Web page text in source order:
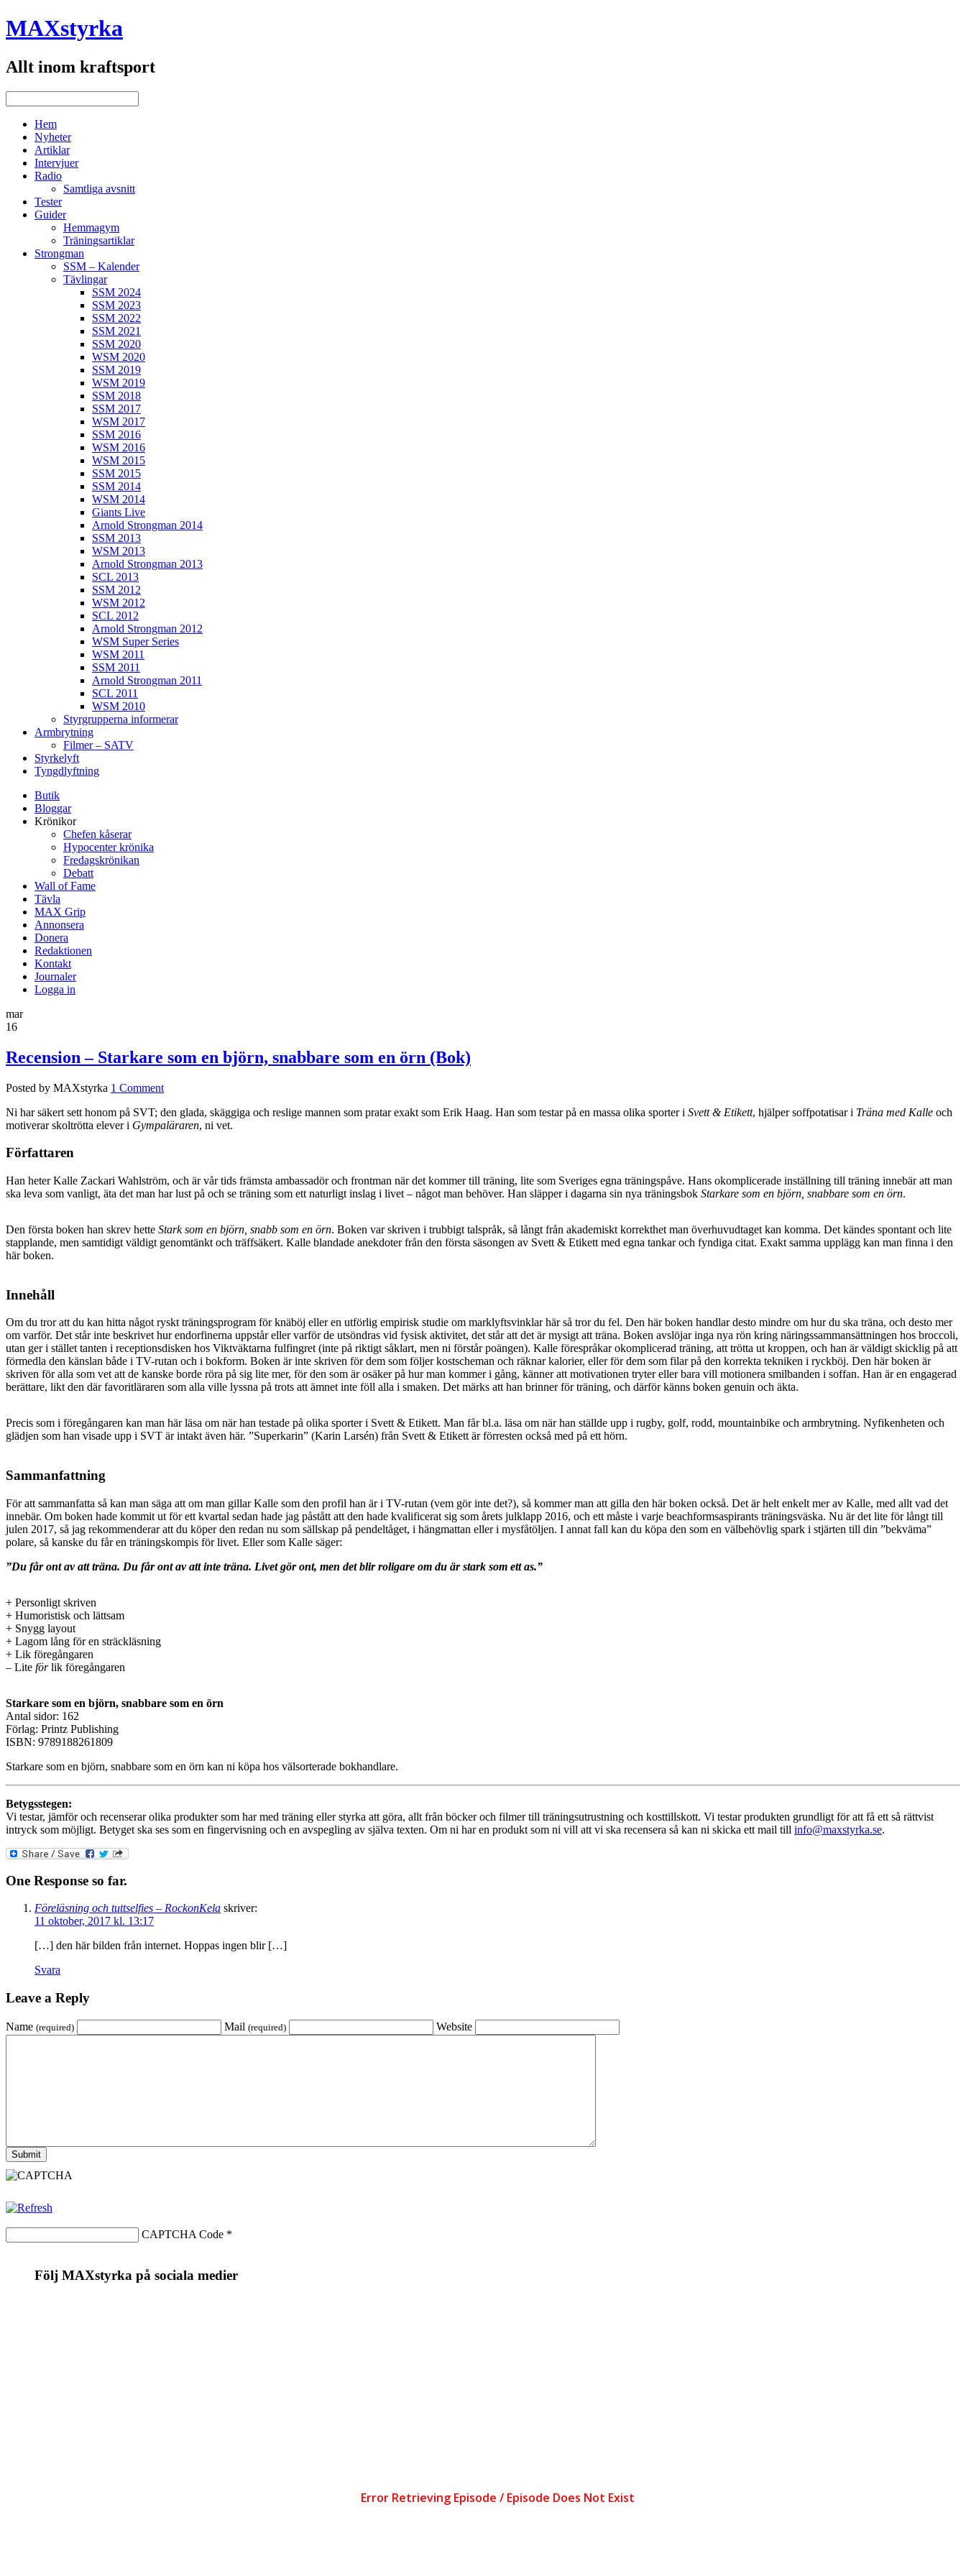
MAXstyrka
Allt inom kraftsport
Hem
Nyheter
Artiklar
Intervjuer
Radio
Samtliga avsnitt
Tester
Guider
Hemmagym
Träningsartiklar
Strongman
SSM – Kalender
Tävlingar
SSM 2024
SSM 2023
SSM 2022
SSM 2021
SSM 2020
WSM 2020
SSM 2019
WSM 2019
SSM 2018
SSM 2017
WSM 2017
SSM 2016
WSM 2016
WSM 2015
SSM 2015
SSM 2014
WSM 2014
Giants Live
Arnold Strongman 2014
SSM 2013
WSM 2013
Arnold Strongman 2013
SCL 2013
SSM 2012
WSM 2012
SCL 2012
Arnold Strongman 2012
WSM Super Series
WSM 2011
SSM 2011
Arnold Strongman 2011
SCL 2011
WSM 2010
Styrgrupperna informerar
Armbrytning
Filmer – SATV
Styrkelyft
Tyngdlyftning
Butik
Bloggar
Krönikor
Chefen kåserar
Hypocenter krönika
Fredagskrönikan
Debatt
Wall of Fame
Tävla
MAX Grip
Annonsera
Donera
Redaktionen
Kontakt
Journaler
Logga in
mar
16
Recension – Starkare som en björn, snabbare som en örn (Bok)
Posted by MAXstyrka 1 Comment
Ni har säkert sett honom på SVT; den glada, skäggiga och reslige mannen som pratar exakt som Erik Haag. Han som testar på en massa olika sporter i Svett & Etikett, hjälper soffpotatisar i Träna med Kalle och
motiverar skoltrötta elever i Gympaläraren, ni vet.
Författaren
Han heter Kalle Zackari Wahlström, och är vår tids främsta ambassadör och frontman när det kommer till träning, lite som Sveriges egna träningspåve. Hans okomplicerade inställning till träning innebär att man
ska leva som vanligt, äta det man har lust på och se träning som ett naturligt inslag i livet – något man behöver. Han släpper i dagarna sin nya träningsbok Starkare som en björn, snabbare som en örn.
Den första boken han skrev hette Stark som en björn, snabb som en örn. Boken var skriven i trubbigt talspråk, så långt från akademiskt korrekthet man överhuvudtaget kan komma. Det kändes spontant och lite
stapplande, men samtidigt väldigt genomtänkt och träffsäkert. Kalle blandade anekdoter från den första säsongen av Svett & Etikett med egna tankar och fyndiga citat. Exakt samma upplägg kan man finna i den
här boken.
Innehåll
Om du tror att du kan hitta något ryskt träningsprogram för knäböj eller en utförlig empirisk studie om marklyftsvinklar här så tror du fel. Den här boken handlar desto mindre om hur du ska träna, och desto mer
om varför. Det står inte beskrivet hur endorfinerna uppstår eller varför de utsöndras vid fysisk aktivitet, det står att det är mysigt att träna. Boken avslöjar inga nya rön kring näringssammansättningen hos broccoli,
utan ger i stället tanten i receptionsdisken hos Viktväktarna fulfingret (inte på riktigt såklart, men ni förstår poängen). Kalle förespråkar okomplicerad träning, att trötta ut kroppen, och han är väldigt skicklig på att
förmedla den känslan både i TV-rutan och i bokform. Boken är inte skriven för dem som följer kostscheman och räknar kalorier, eller för dem som filar på den korrekta tekniken i ryckböj. Den här boken är
skriven för alla som vet att de kanske borde röra på sig lite mer, för den som är osäker på hur man kommer i gång, känner att motivationen tryter eller bara vill motionera smilbanden i soffan. Han är en engagerad
berättare, likt den där favoritläraren som alla ville lyssna på trots att ämnet inte föll alla i smaken. Det märks att han brinner för träning, och därför känns boken genuin och äkta.
Precis som i föregångaren kan man här läsa om när han testade på olika sporter i Svett & Etikett. Man får bl.a. läsa om när han ställde upp i rugby, golf, rodd, mountainbike och armbrytning. Nyfikenheten och
glädjen som han visade upp i SVT är intakt även här. ”Superkarin” (Karin Larsén) från Svett & Etikett är förresten också med på ett hörn.
Sammanfattning
För att sammanfatta så kan man säga att om man gillar Kalle som den profil han är i TV-rutan (vem gör inte det?), så kommer man att gilla den här boken också. Det är helt enkelt mer av Kalle, med allt vad det
innebär. Om boken hade kommit ut för ett kvartal sedan hade jag påstått att den hade kvalificerat sig som årets julklapp 2016, och ett måste i varje beachformsaspirants träningsväska. Nu är det lite för långt till
julen 2017, så jag rekommenderar att du köper den redan nu som sällskap på pendeltåget, i hängmattan eller i mysfåtöljen. I annat fall kan du köpa den som en välbehövlig spark i stjärten till din ”bekväma”
polare, så kanske du får en träningskompis för livet. Eller som Kalle säger:
”Du får ont av att träna. Du får ont av att inte träna. Livet gör ont, men det blir roligare om du är stark som ett as.”
+ Personligt skriven
+ Humoristisk och lättsam
+ Snygg layout
+ Lagom lång för en sträckläsning
+ Lik föregångaren
– Lite förlik föregångaren
Starkare som en björn, snabbare som en örn
Antal sidor: 162
Förlag: Printz Publishing
ISBN: 9789188261809
Starkare som en björn, snabbare som en örn kan ni köpa hos välsorterade bokhandlare.
Betygsstegen:
Vi testar, jämför och recenserar olika produkter som har med träning eller styrka att göra, allt från böcker och filmer till träningsutrustning och kosttillskott. Vi testar produkten grundligt för att få ett så rättvist
intryck som möjligt. Betyget ska ses som en fingervisning och en avspegling av själva texten. Om ni har en produkt som ni vill att vi ska recensera så kan ni skicka ett mail till info@maxstyrka.se.
One Response so far.
Föreläsning och tuttselfies – RockonKela skriver:
11 oktober, 2017 kl. 13:17
[…] den här bilden från internet. Hoppas ingen blir […]
Svara
Leave a Reply
Name (required) Mail (required) Website
CAPTCHA Code *
Följ MAXstyrka på sociala medier